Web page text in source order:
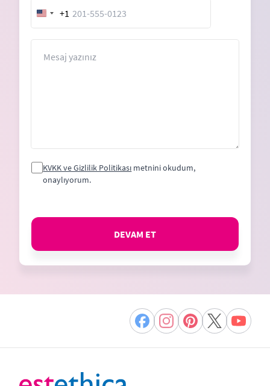
United
States
+1
KVKK ve Gizlilik Politikası metnini okudum,
onaylıyorum.
DEVAM ET